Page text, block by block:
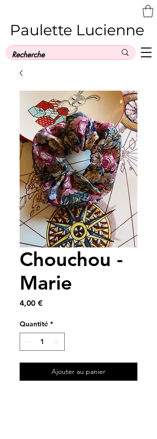
Paulette Lucienne
Chouchou -
Marie
4,00 €Prix
Quantité *
Ajouter au panier